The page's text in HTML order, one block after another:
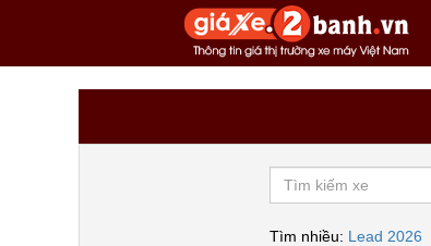
Tìm nhiều: Lead 2026